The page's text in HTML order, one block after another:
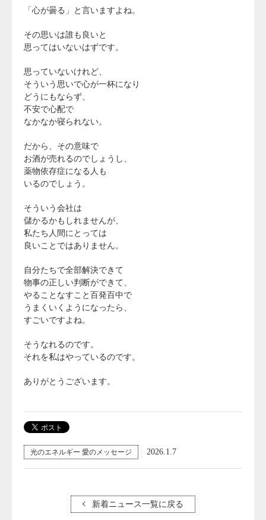
「心が曇る」と言いますよね。
その思いは誰も良いと
思ってはいないはずです。
思っていないけれど、
そういう思いで心が一杯になり
どうにもならず、
不安で心配で
なかなか寝られない。
だから、その意味で
お酒が売れるのでしょうし、
薬物依存症になる人も
いるのでしょう。
そういう会社は
儲かるかもしれませんが、
私たち人間にとっては
良いことではありません。
自分たちで全部解決できて
物事の正しい判断ができて、
やることなすこと百発百中で
うまくいくようになったら、
すごいですよね。
そうなれるのです。
それを私はやっているのです。
ありがとうございます。
光のエネルギー 愛のメッセージ 2026.1.7
新着ニュース一覧に戻る